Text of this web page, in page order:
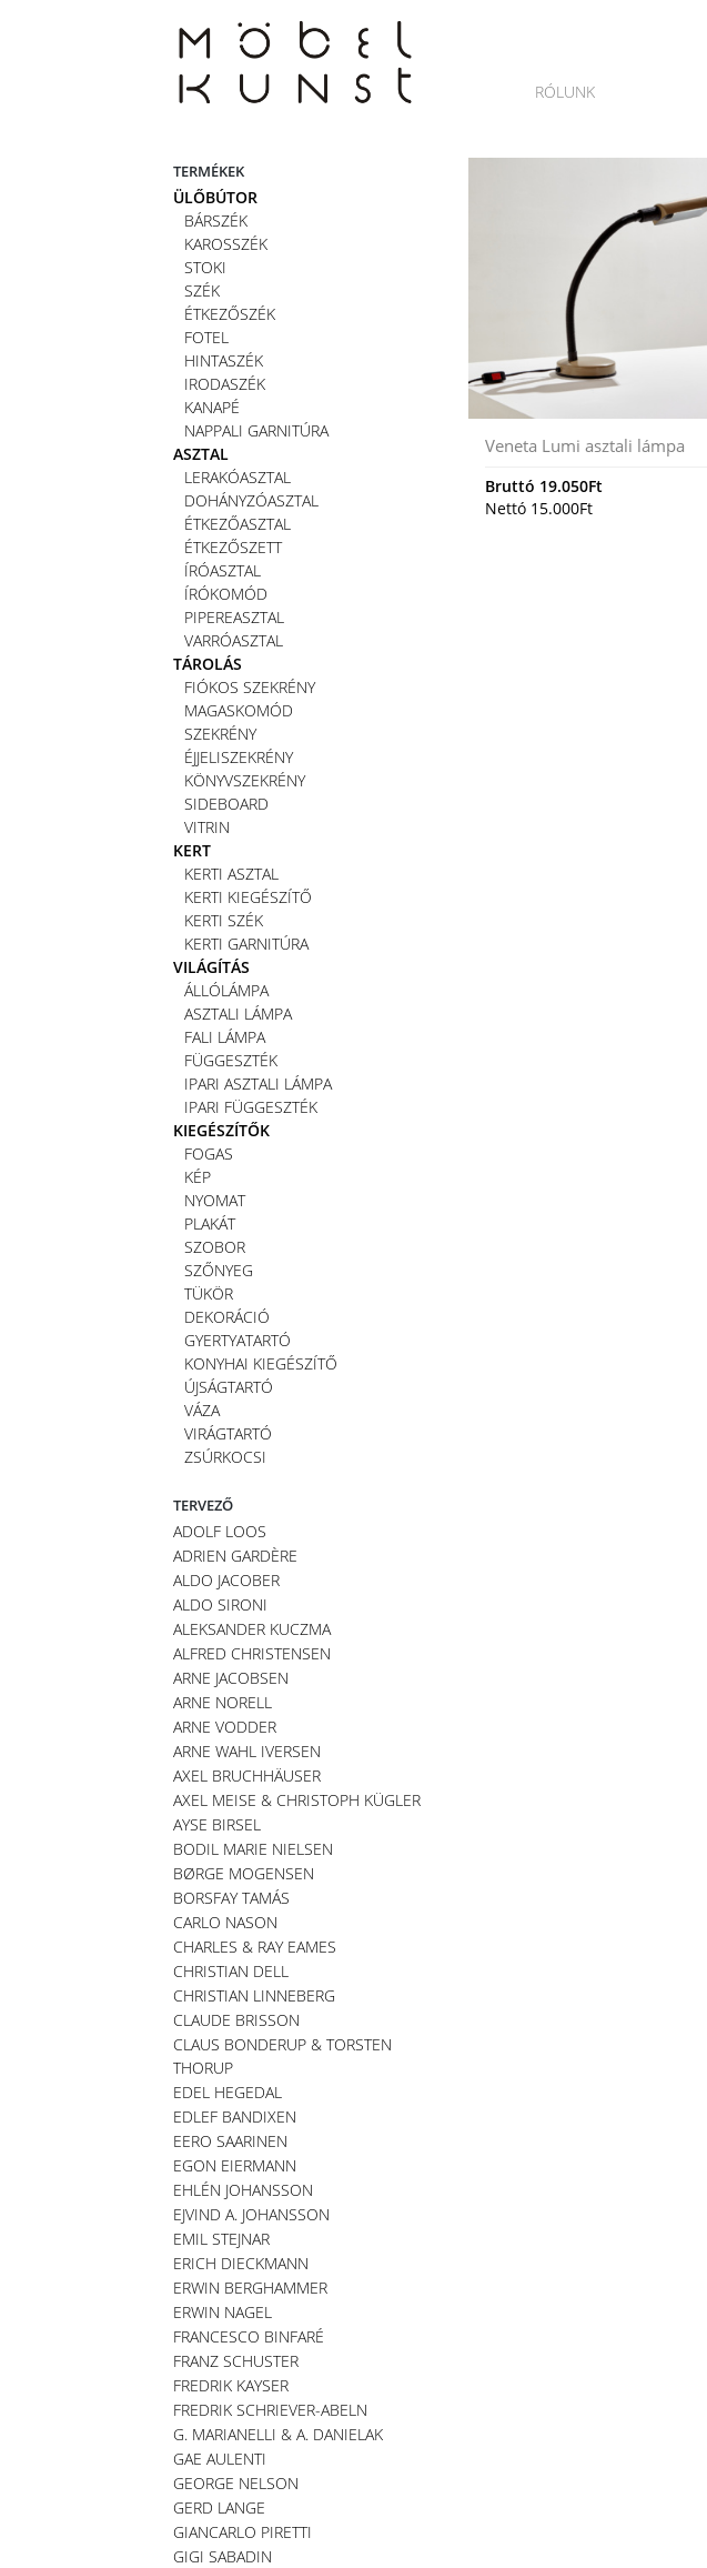
RÓLUNK
TERMÉKEK
ÜLŐBÚTOR
BÁRSZÉK
KAROSSZÉK
STOKI
SZÉK
ÉTKEZŐSZÉK
FOTEL
HINTASZÉK
IRODASZÉK
KANAPÉ
NAPPALI GARNITÚRA
ASZTAL
LERAKÓASZTAL
DOHÁNYZÓASZTAL
ÉTKEZŐASZTAL
ÉTKEZŐSZETT
ÍRÓASZTAL
ÍRÓKOMÓD
PIPEREASZTAL
VARRÓASZTAL
TÁROLÁS
FIÓKOS SZEKRÉNY
MAGASKOMÓD
SZEKRÉNY
ÉJJELISZEKRÉNY
KÖNYVSZEKRÉNY
SIDEBOARD
VITRIN
KERT
KERTI ASZTAL
KERTI KIEGÉSZÍTŐ
KERTI SZÉK
KERTI GARNITÚRA
VILÁGÍTÁS
ÁLLÓLÁMPA
ASZTALI LÁMPA
FALI LÁMPA
FÜGGESZTÉK
IPARI ASZTALI LÁMPA
IPARI FÜGGESZTÉK
KIEGÉSZÍTŐK
FOGAS
KÉP
NYOMAT
PLAKÁT
SZOBOR
SZŐNYEG
TÜKÖR
DEKORÁCIÓ
GYERTYATARTÓ
KONYHAI KIEGÉSZÍTŐ
ÚJSÁGTARTÓ
VÁZA
VIRÁGTARTÓ
ZSÚRKOCSI
TERVEZŐ
ADOLF LOOS
ADRIEN GARDÈRE
ALDO JACOBER
ALDO SIRONI
ALEKSANDER KUCZMA
ALFRED CHRISTENSEN
ARNE JACOBSEN
ARNE NORELL
ARNE VODDER
ARNE WAHL IVERSEN
AXEL BRUCHHÄUSER
AXEL MEISE & CHRISTOPH KÜGLER
AYSE BIRSEL
BODIL MARIE NIELSEN
BØRGE MOGENSEN
BORSFAY TAMÁS
CARLO NASON
CHARLES & RAY EAMES
CHRISTIAN DELL
CHRISTIAN LINNEBERG
CLAUDE BRISSON
CLAUS BONDERUP & TORSTEN
THORUP
EDEL HEGEDAL
EDLEF BANDIXEN
EERO SAARINEN
EGON EIERMANN
EHLÉN JOHANSSON
EJVIND A. JOHANSSON
EMIL STEJNAR
ERICH DIECKMANN
ERWIN BERGHAMMER
ERWIN NAGEL
FRANCESCO BINFARÉ
FRANZ SCHUSTER
FREDRIK KAYSER
FREDRIK SCHRIEVER-ABELN
G. MARIANELLI & A. DANIELAK
GAE AULENTI
GEORGE NELSON
GERD LANGE
GIANCARLO PIRETTI
GIGI SABADIN
Veneta Lumi asztali lámpa
Bruttó 19.050Ft
Nettó 15.000Ft